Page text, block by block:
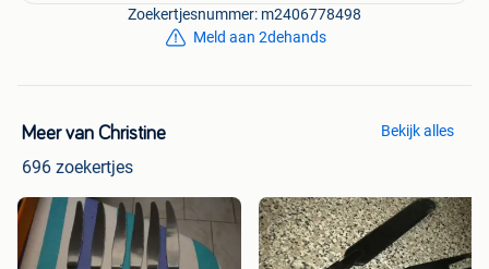
Zoekertjesnummer: m2406778498
Meld aan 2dehands
Meer van Christine
696 zoekertjes
Bekijk alles